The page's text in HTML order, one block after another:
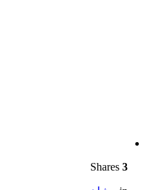
3